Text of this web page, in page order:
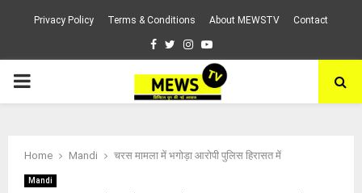
Privacy Policy Terms & Conditions About MEWSTV Contact
Facebook
TwitterInstagram
Youtube
PRIMARY
Home Mandi चरस मामला में भगोड़ा आरोपी पुलिस हिरासत में
Mandi